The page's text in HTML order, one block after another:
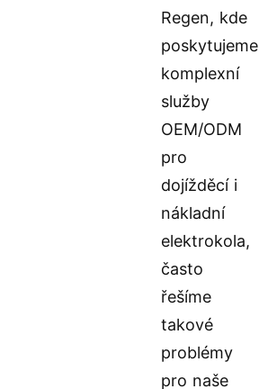
Regen, kde
poskytujeme
komplexní
služby
OEM/ODM
pro
dojížděcí i
nákladní
elektrokola,
často
řešíme
takové
problémy
pro naše